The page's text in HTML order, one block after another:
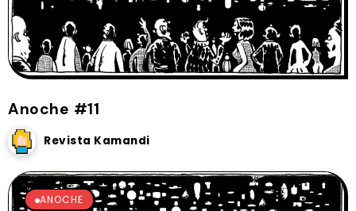
Anoche #11
Revista Kamandi
ANOCHE